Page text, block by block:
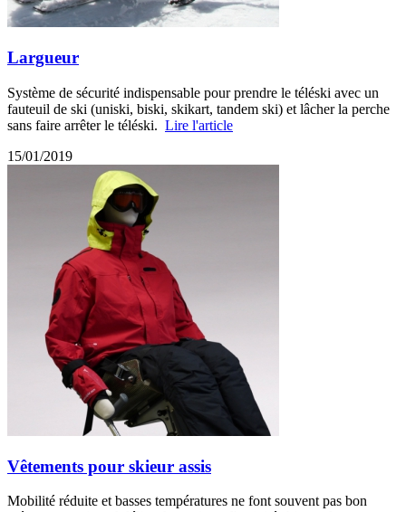
Largueur
Système de sécurité indispensable pour prendre le téléski avec un
fauteuil de ski (uniski, biski, skikart, tandem ski) et lâcher la perche
sans faire arrêter le téléski. Lire l'article
15/01/2019
Vêtements pour skieur assis
Mobilité réduite et basses températures ne font souvent pas bon